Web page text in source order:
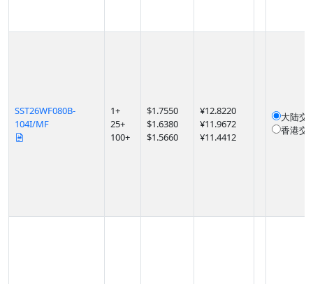
SST26WF080B-
104I/MF
1+
25+
100+
$1.7550
$1.6380
$1.5660
¥12.8220
¥11.9672
¥11.4412
大陆交
香港交